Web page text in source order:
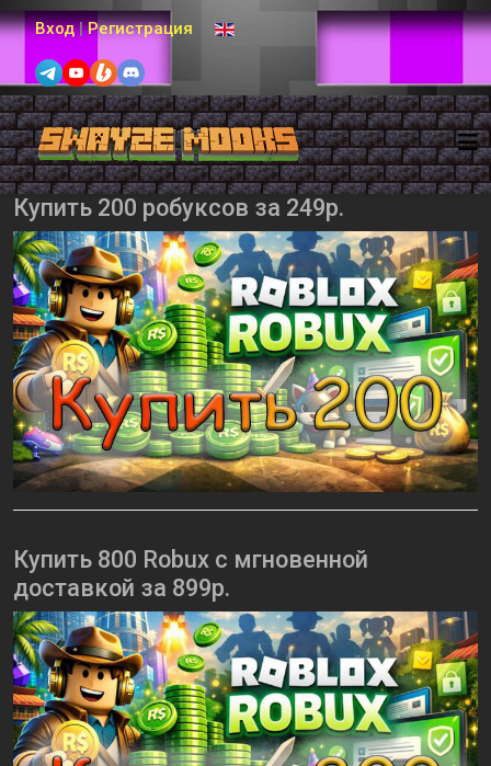
Вход | Регистрация Выберите язык
Купить 200 робуксов за 249р.
Купить 800 Robux с мгновенной
доставкой за 899р.